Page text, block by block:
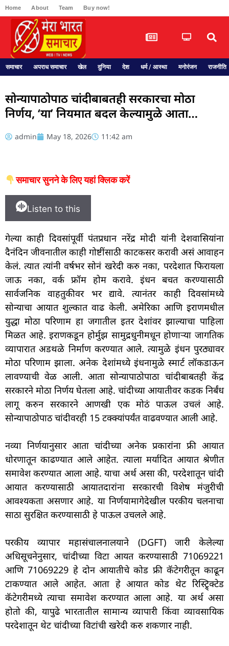
Home About Team Buy now!
समाचार अपराध समाचार खेल दुनिया देश धर्म / आस्था मनोरंजन राजनीति
सोन्यापाठोपाठ चांदीबाबतही सरकारचा मोठा
निर्णय, ‘या’ नियमात बदल केल्यामुळे आता…
admin May 18, 2026 11:42 am
समाचार सुनने के लिए यहां क्लिक करें
Listen to this
गेल्या काही दिवसांपूर्वी पंतप्रधान नरेंद्र मोदी यांनी देशवासियांना
दैनंदिन जीवनातील काही गोष्टींसाठी काटकसर करावी असं आवाहन
केलं. त्यात त्यांनी वर्षभर सोनं खरेदी करु नका, परदेशात फिरायला
जाऊ नका, वर्क फ्रॉम होम करावे. इंधन बचत करण्यासाठी
सार्वजनिक वाहतुकीवर भर द्यावे. त्यानंतर काही दिवसांमध्ये
सोन्याचा आयात शुल्कात वाढ केली. अमेरिका आणि इराणमधील
युद्धा मोठा परिणाम हा जगातील इतर देशांवर झाल्याचा पाहिला
मिळत आहे. इराणकडून होर्मुझ सामुद्रधुनीमधून होणाऱ्या जागतिक
व्यापारात अडथळे निर्माण करण्यात आले. त्यामुळे इंधन पुरठ्यावर
मोठा परिणाम झाला. अनेक देशांमध्ये इंधनामुळे स्मार्ट लॉकडाऊन
लावण्याची वेळ आली. आता सोन्यापाठोपाठा चांदीबाबतही केंद्र
सरकारने मोठा निर्णय घेतला आहे. चांदीच्या आयातीवर कडक निर्बंध
लागू करुन सरकारने आणखी एक मोठं पाऊल उचलं आहे.
सोन्यापाठोपाठ चांदीवरही 15 टक्क्यांपर्यंत वाढवण्यात आली आहे.
नव्या निर्णयानुसार आता चांदीच्या अनेक प्रकारांना फ्री आयात
धोरणातून काढण्यात आले आहेत. त्याला मर्यादित आयात श्रेणीत
समावेश करण्यात आला आहे. याचा अर्थ असा की, परदेशातून चांदी
आयात करण्यासाठी आयातदारांना सरकारची विशेष मंजुरीची
आवश्यकता असणार आहे. या निर्णयामागेदेखील परकीय चलनाचा
साठा सुरक्षित करण्यासाठी हे पाऊल उचलले आहे.
परकीय व्यापार महासंचालनालयाने (DGFT) जारी केलेल्या
अधिसूचनेनुसार, चांदीच्या विटा आयत करण्यासाठी 71069221
आणि 71069229 हे दोन आयातीचे कोड फ्री कॅटेगरीतून काढून
टाकण्यात आले आहेत. आता हे आयात कोड थेट रिस्ट्रि्क्टेड
कॅटेगरीमध्ये त्याचा समावेश करण्यात आला आहे. या अर्थ असा
होतो की, यापुढे भारतातील सामान्य व्यापारी किंवा व्यावसायिक
परदेशातून थेट चांदीच्या विटांची खरेदी करु शकणार नाही.